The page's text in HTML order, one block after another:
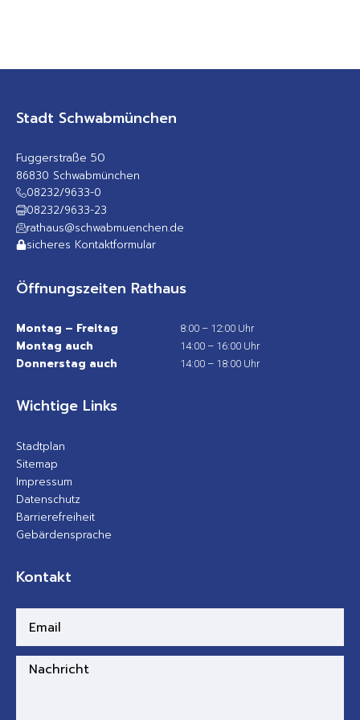
Stadt Schwabmünchen
Fuggerstraße 50
86830 Schwabmünchen
08232/9633-0
08232/9633-23
rathaus@schwabmuenchen.de
sicheres Kontaktformular
Öffnungszeiten Rathaus
Montag – Freitag 8:00 – 12:00 Uhr
Montag auch 14:00 – 16:00 Uhr
Donnerstag auch 14:00 – 18:00 Uhr
Wichtige Links
Stadtplan
Sitemap
Impressum
Datenschutz
Barrierefreiheit
Gebärdensprache
Kontakt